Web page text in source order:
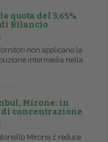
quota del 3,65%
Bilancio
non applicano la
intermedia nella
Mirone: in
concentrazione
Mirone č reduce